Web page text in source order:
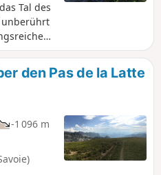
Tal des
unberührt
Ruhe
das
den Pas de la Latte
-1 096 m